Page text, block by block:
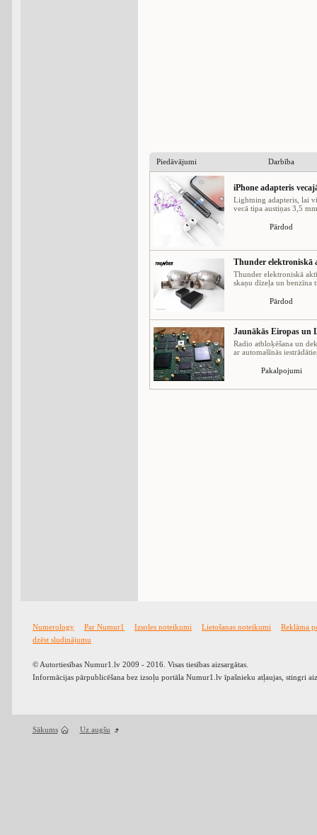
Piedāvājumi Darbība
iPhone adapteris
Lightning adapteris, lai
vecā tipa austiņas 3,5
Pārdod
Thunder elektroniskā
Thunder elektroniskā
skaņu dīzeļa un benzīna
Pārdod
Jaunākās Eiropas un
Radio atbloķēšana un
ar automašīnās
Pakalpojumi
Numerology Par Numur1 Izsoles noteikumi Lietošanas noteikumi
Reklāma
dzēst sludinājumu
© Autortiesības Numur1.lv 2009 - 2016. Visas tiesības aizsargātas.
Informācijas pārpublicēšana bez izsoļu portāla Numur1.lv īpašnieku atļaujas, stingri
Sākums Uz augšu